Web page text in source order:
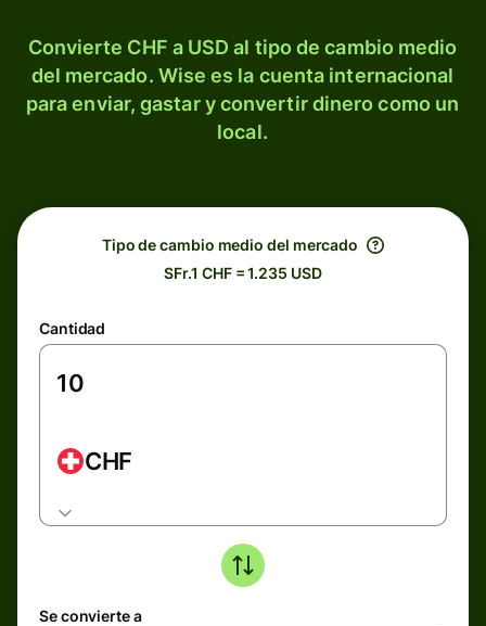
Convierte CHF a USD al tipo de cambio medio
del mercado. Wise es la cuenta internacional
para enviar, gastar y convertir dinero como un
local.
Tipo de cambio medio del mercado
SFr.1 CHF = 1.235 USD
Cantidad
CHF
Se convierte a